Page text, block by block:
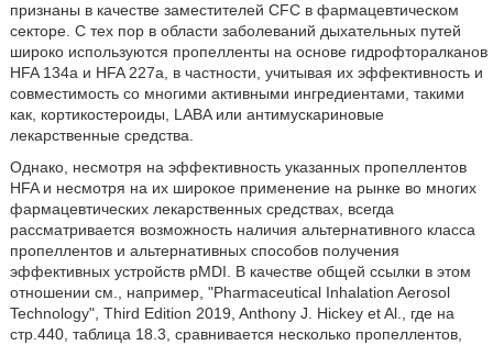
признаны в качестве заместителей CFC в фармацевтическом
секторе. С тех пор в области заболеваний дыхательных путей
широко используются пропелленты на основе гидрофторалканов
HFA 134a и HFA 227a, в частности, учитывая их эффективность и
совместимость со многими активными ингредиентами, такими
как, кортикостероиды, LABA или антимускариновые
лекарственные средства.
Однако, несмотря на эффективность указанных пропеллентов
HFA и несмотря на их широкое применение на рынке во многих
фармацевтических лекарственных средствах, всегда
рассматривается возможность наличия альтернативного класса
пропеллентов и альтернативных способов получения
эффективных устройств pMDI. В качестве общей ссылки в этом
отношении см., например, "Pharmaceutical Inhalation Aerosol
Technology", Third Edition 2019, Anthony J. Hickey et Al., где на
стр.440, таблица 18.3, сравнивается несколько пропеллентов,